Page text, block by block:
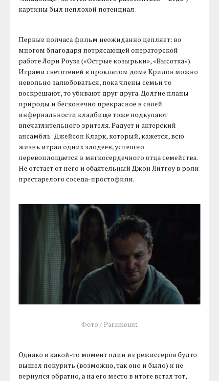
картины был неплохой потенциал.
Первые полчаса фильм неожиданно цепляет: во
многом благодаря потрясающей операторской
работе Лори Роуза («Острые козырьки», «Высотка»).
Играми светотеней в проклятом доме Кридов можно
невольно залюбоваться, пока члены семьи то
воскрешают, то убивают друг друга. Долгие планы
природы и бесконечно прекрасное в своей
инфернальности кладбище тоже подкупают
впечатлительного зрителя. Радует и актерский
ансамбль: Джейсон Кларк, который, кажется, всю
жизнь играл одних злодеев, успешно
перевоплощается в мягкосердечного отца семейства.
Не отстает от него и обаятельный Джон Литгоу в роли
престарелого соседа-простофили.
Фото / Paramount
Однако в какой-то момент один из режиссеров будто
вышел покурить (возможно, так оно и было) и не
вернулся обратно, а на его место в итоге встал тот,